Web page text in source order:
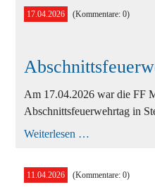
17.04.2026 (Kommentare: 0)
Am 17.04.2026 war die FF
Abschnittsfeuerwehrtag in
Weiterlesen …
11.04.2026 (Kommentare: 0)